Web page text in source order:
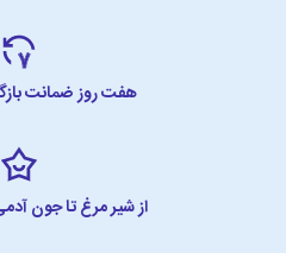
هفت روز ضمانت
از شیر مرغ تا جون